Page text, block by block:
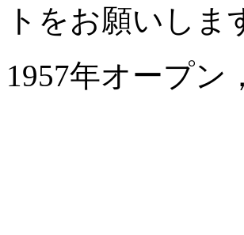
トをお願いし
1957年オープン